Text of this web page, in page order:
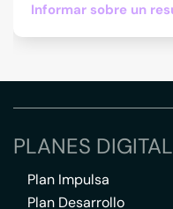
Informar sobre un
PLANES
Plan Impulsa
Plan Desarrollo